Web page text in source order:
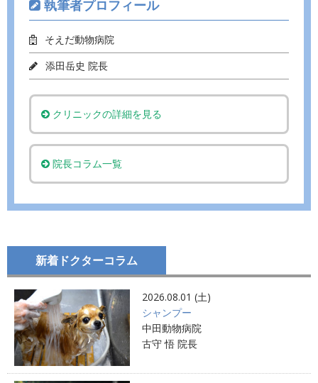
執筆者プロフィール
そえだ動物病院
添田岳史 院長
クリニックの詳細を見る
院長コラム一覧
新着ドクターコラム
2026.08.01 (土)
シャンプー
中田動物病院
古守 悟 院長